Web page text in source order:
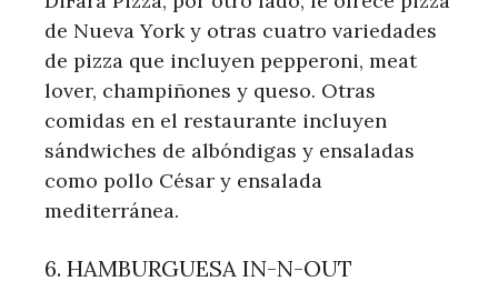
de Nueva York y otras cuatro variedades
de pizza que incluyen pepperoni, meat
lover, champiñones y queso. Otras
comidas en el restaurante incluyen
sándwiches de albóndigas y ensaladas
como pollo César y ensalada
mediterránea.
6. HAMBURGUESA IN-N-OUT